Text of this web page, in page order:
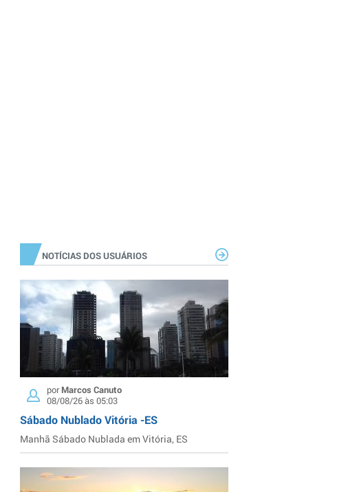
NOTÍCIAS DOS USUÁRIOS
porMarcos Canuto
08/08/26 às 05:03
Sábado Nublado Vitória -ES
Manhã Sábado Nublada em Vitória, ES